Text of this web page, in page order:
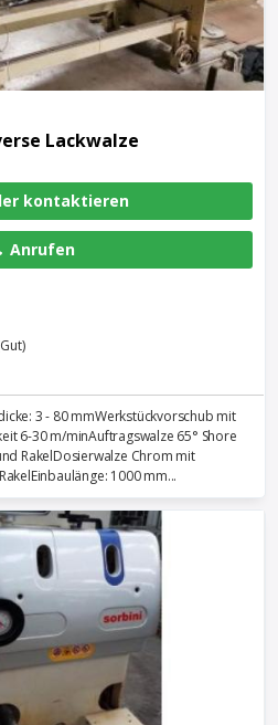
Lackwalze
kontaktieren
Anrufen
3 - 80 mmWerkstückvorschub mit
6-30 m/minAuftragswalze 65° Shore
RakelDosierwalze Chrom mit
1000 mm...